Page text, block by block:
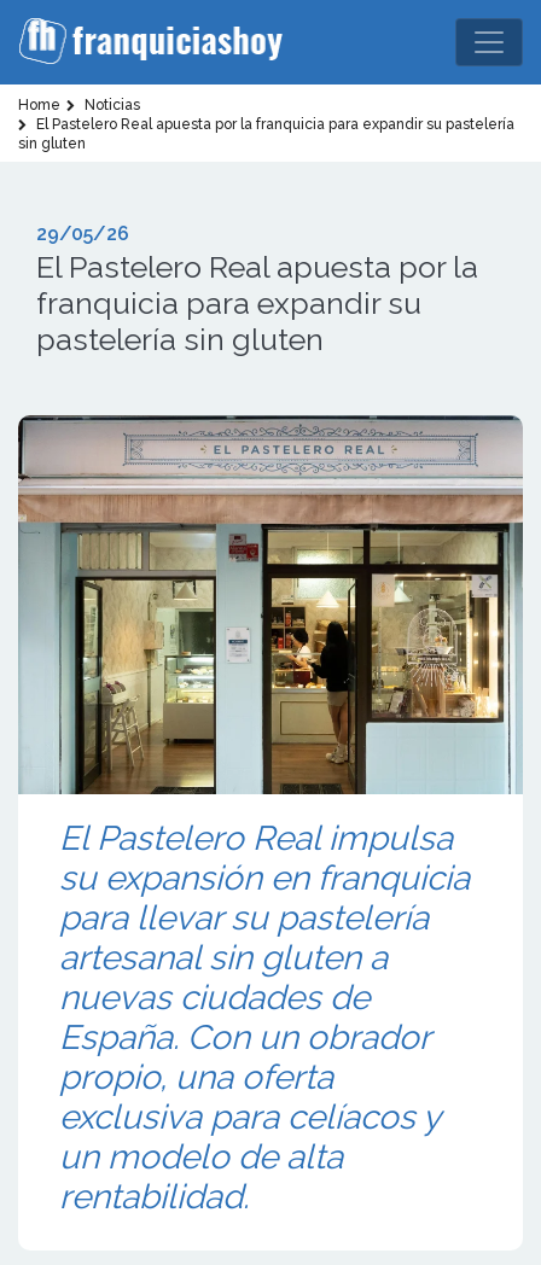
Home
Noticias
El Pastelero Real apuesta por la franquicia para expandir su pastelería
sin gluten
29/05/26
El Pastelero Real apuesta por la
franquicia para expandir su
pastelería sin gluten
El Pastelero Real impulsa
su expansión en franquicia
para llevar su pastelería
artesanal sin gluten a
nuevas ciudades de
España. Con un obrador
propio, una oferta
exclusiva para celíacos y
un modelo de alta
rentabilidad.